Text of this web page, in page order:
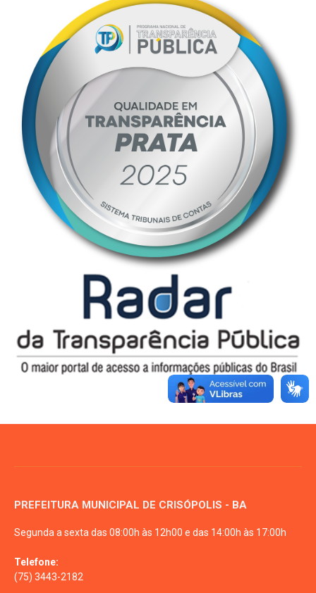
PREFEITURA MUNICIPAL DE CRISÓPOLIS - BA
Segunda a sexta das 08:00h às 12h00 e das 14:00h às 17:00h
Telefone:
(75) 3443-2182